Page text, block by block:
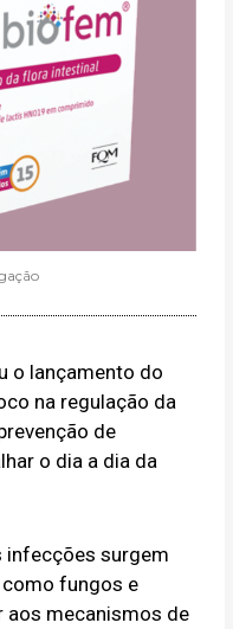
o lançamento do
na regulação da
de
o dia a dia da
infecções surgem
fungos e
aos mecanismos de